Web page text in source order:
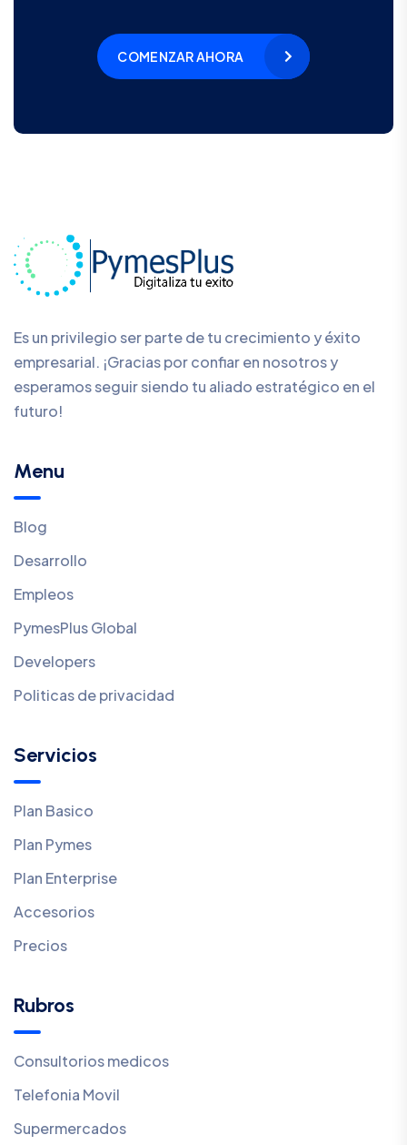
COMENZAR AHORA
Es un privilegio ser parte de tu crecimiento y éxito
empresarial. ¡Gracias por confiar en nosotros y
esperamos seguir siendo tu aliado estratégico en el
futuro!
Menu
Blog
Desarrollo
Empleos
PymesPlus Global
Developers
Politicas de privacidad
Servicios
Plan Basico
Plan Pymes
Plan Enterprise
Accesorios
Precios
Rubros
Consultorios medicos
Telefonia Movil
Supermercados